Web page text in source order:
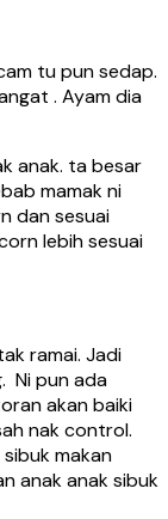
tu pun sedap.
. Ayam dia
anak. ta besar
mamak ni
dan sesuai
lebih sesuai
ramai. Jadi
Ni pun ada
akan baiki
nak control.
makan
anak anak sibuk